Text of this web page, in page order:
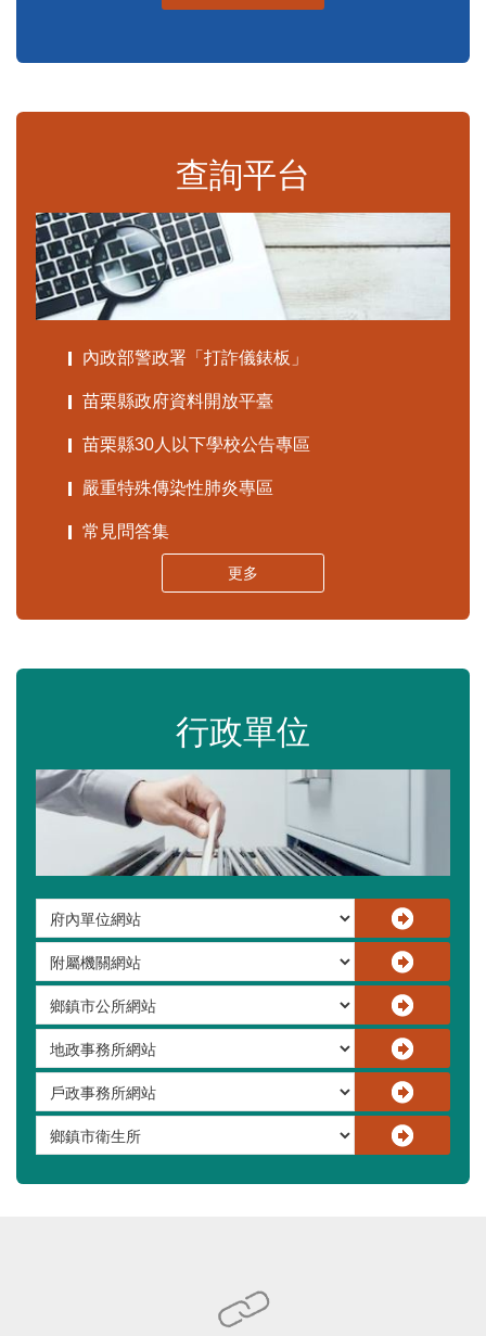
查詢平台
內政部警政署「打詐儀錶板」
苗栗縣政府資料開放平臺
苗栗縣30人以下學校公告專區
嚴重特殊傳染性肺炎專區
常見問答集
更多
行政單位